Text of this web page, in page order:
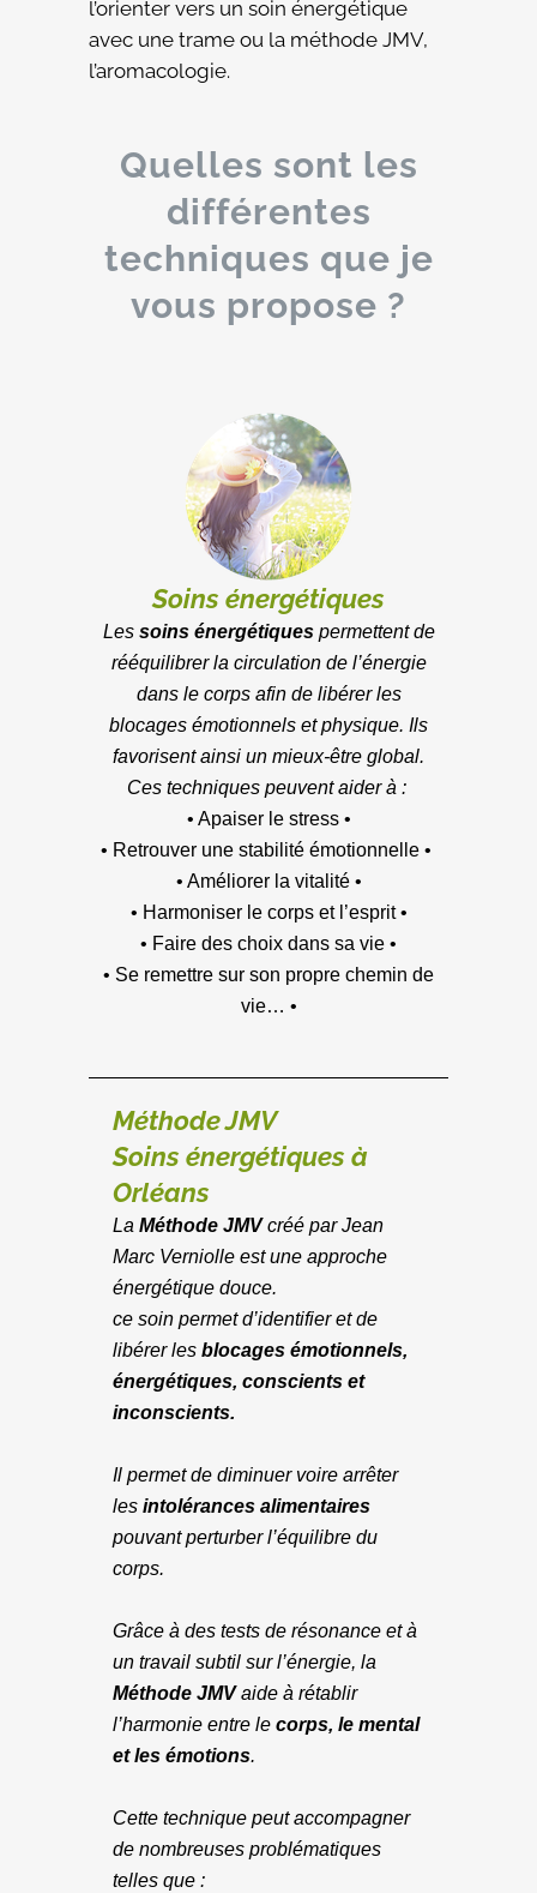
l’orienter vers un soin énergétique
avec une trame ou la méthode JMV,
l’aromacologie.
Quelles sont les
différentes
techniques que je
vous propose ?
Soins énergétiques
Les soins énergétiquespermettent de
rééquilibrer la circulation de l’énergie
dans le corps afin de libérer les
blocages émotionnels et physique. Ils
favorisent ainsi un mieux-être global.
Ces techniques peuvent aider à :
• Apaiser le stress •
• Retrouver une stabilité émotionnelle •
• Améliorer la vitalité •
• Harmoniser le corps et l’esprit •
• Faire des choix dans sa vie •
• Se remettre sur son propre chemin de
vie… •
Méthode JMV
Soins énergétiques à
Orléans
La Méthode JMVcréé par Jean
Marc Verniolle est une approche
énergétique douce.
ce soin permet d’identifier et de
libérer les blocages émotionnels,
énergétiques, conscients et
inconscients.
Il permet de diminuer voire arrêter
les intolérances alimentaires
pouvant perturber l’équilibre du
corps.
Grâce à des tests de résonance et à
un travail subtil sur l’énergie, la
Méthode JMVaide à rétablir
l’harmonie entre le corps, le mental
et les émotions.
Cette technique peut accompagner
de nombreuses problématiques
telles que :